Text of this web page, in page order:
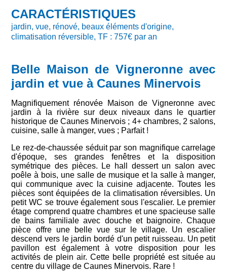
CARACTÉRISTIQUES
jardin, vue, rénové, beaux éléments d'origine,
climatisation réversible, TF : 757€ par an
Belle Maison de Vigneronne avec
jardin et vue à Caunes Minervois
Magnifiquement rénovée Maison de Vigneronne avec
jardin à la rivière sur deux niveaux dans le quartier
historique de Caunes Minervois ; 4+ chambres, 2 salons,
cuisine, salle à manger, vues ; Parfait !
Le rez-de-chaussée séduit par son magnifique carrelage
d'époque, ses grandes fenêtres et la disposition
symétrique des pièces. Le hall dessert un salon avec
poêle à bois, une salle de musique et la salle à manger,
qui communique avec la cuisine adjacente. Toutes les
pièces sont équipées de la climatisation réversibles. Un
petit WC se trouve également sous l'escalier. Le premier
étage comprend quatre chambres et une spacieuse salle
de bains familiale avec douche et baignoire. Chaque
pièce offre une belle vue sur le village. Un escalier
descend vers le jardin bordé d'un petit ruisseau. Un petit
pavillon est également à votre disposition pour les
activités de plein air. Cette belle propriété est située au
centre du village de Caunes Minervois. Rare !